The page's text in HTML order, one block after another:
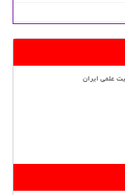
علمی ایران